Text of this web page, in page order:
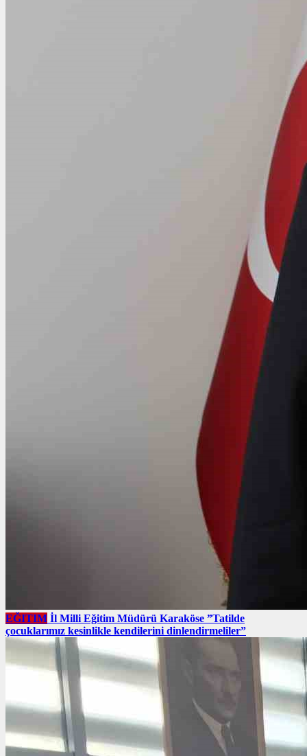
EĞITIM İl Milli Eğitim Müdürü Karaköse ”Tatilde
çocuklarımız kesinlikle kendilerini dinlendirmeliler”